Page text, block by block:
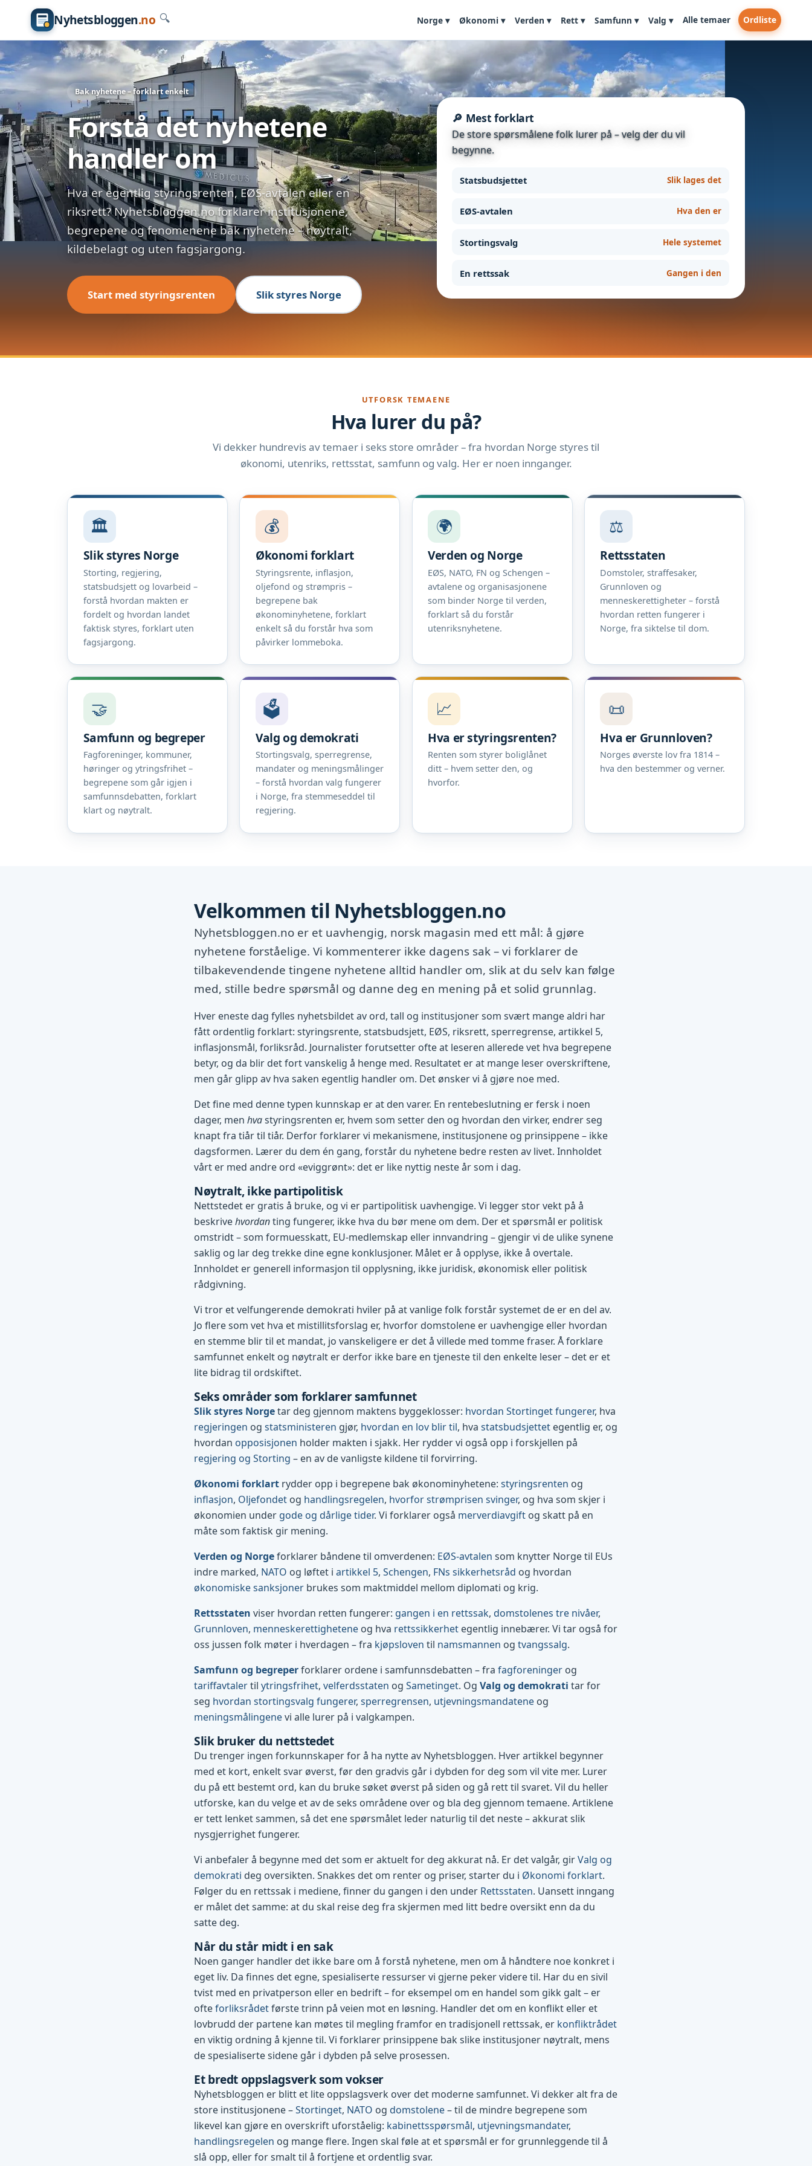
Nyhetsbloggen.no 🔍 Norge ▾ Økonomi ▾ Verden ▾ Rett ▾ Samfunn ▾ Valg ▾ Alle temaer Ordliste
Bak nyhetene – forklart enkelt
Forstå det nyhetene
handler om
Hva er egentlig styringsrenten, EØS-avtalen eller en
riksrett? Nyhetsbloggen.no forklarer institusjonene,
begrepene og fenomenene bak nyhetene – nøytralt,
kildebelagt og uten fagsjargong.
Start med styringsrenten Slik styres Norge
🔎 Mest forklart
De store spørsmålene folk lurer på – velg der du vil
begynne.
Statsbudsjettet Slik lages det
EØS-avtalen Hva den er
Stortingsvalg Hele systemet
En rettssak Gangen i den
UTFORSK TEMAENE
Hva lurer du på?
Vi dekker hundrevis av temaer i seks store områder – fra hvordan Norge styres til
økonomi, utenriks, rettsstat, samfunn og valg. Her er noen innganger.
🏛️
Slik styres Norge
Storting, regjering,
statsbudsjett og lovarbeid –
forstå hvordan makten er
fordelt og hvordan landet
faktisk styres, forklart uten
fagsjargong.
💰
Økonomi forklart
Styringsrente, inflasjon,
oljefond og strømpris –
begrepene bak
økonominyhetene, forklart
enkelt så du forstår hva som
påvirker lommeboka.
🌍
Verden og Norge
EØS, NATO, FN og Schengen –
avtalene og organisasjonene
som binder Norge til verden,
forklart så du forstår
utenriksnyhetene.
⚖️
Rettsstaten
Domstoler, straffesaker,
Grunnloven og
menneskerettigheter – forstå
hvordan retten fungerer i
Norge, fra siktelse til dom.
🤝
Samfunn og begreper
Fagforeninger, kommuner,
høringer og ytringsfrihet –
begrepene som går igjen i
samfunnsdebatten, forklart
klart og nøytralt.
🗳️
Valg og demokrati
Stortingsvalg, sperregrense,
mandater og meningsmålinger
– forstå hvordan valg fungerer
i Norge, fra stemmeseddel til
regjering.
📈
Hva er styringsrenten?
Renten som styrer boliglånet
ditt – hvem setter den, og
hvorfor.
📜
Hva er Grunnloven?
Norges øverste lov fra 1814 –
hva den bestemmer og verner.
Velkommen til Nyhetsbloggen.no
Nyhetsbloggen.no er et uavhengig, norsk magasin med ett mål: å gjøre
nyhetene forståelige. Vi kommenterer ikke dagens sak – vi forklarer de
tilbakevendende tingene nyhetene alltid handler om, slik at du selv kan følge
med, stille bedre spørsmål og danne deg en mening på et solid grunnlag.
Hver eneste dag fylles nyhetsbildet av ord, tall og institusjoner som svært mange aldri har
fått ordentlig forklart: styringsrente, statsbudsjett, EØS, riksrett, sperregrense, artikkel 5,
inflasjonsmål, forliksråd. Journalister forutsetter ofte at leseren allerede vet hva begrepene
betyr, og da blir det fort vanskelig å henge med. Resultatet er at mange leser overskriftene,
men går glipp av hva saken egentlig handler om. Det ønsker vi å gjøre noe med.
Det fine med denne typen kunnskap er at den varer. En rentebeslutning er fersk i noen
dager, menhvastyringsrenten er, hvem som setter den og hvordan den virker, endrer seg
knapt fra tiår til tiår. Derfor forklarer vi mekanismene, institusjonene og prinsippene – ikke
dagsformen. Lærer du dem én gang, forstår du nyhetene bedre resten av livet. Innholdet
vårt er med andre ord «eviggrønt»: det er like nyttig neste år som i dag.
Nøytralt, ikke partipolitisk
Nettstedet er gratis å bruke, og vi er partipolitisk uavhengige. Vi legger stor vekt på å
beskrivehvordanting fungerer, ikke hva du bør mene om dem. Der et spørsmål er politisk
omstridt – som formuesskatt, EU-medlemskap eller innvandring – gjengir vi de ulike synene
saklig og lar deg trekke dine egne konklusjoner. Målet er å opplyse, ikke å overtale.
Innholdet er generell informasjon til opplysning, ikke juridisk, økonomisk eller politisk
rådgivning.
Vi tror et velfungerende demokrati hviler på at vanlige folk forstår systemet de er en del av.
Jo flere som vet hva et mistillitsforslag er, hvorfor domstolene er uavhengige eller hvordan
en stemme blir til et mandat, jo vanskeligere er det å villede med tomme fraser. Å forklare
samfunnet enkelt og nøytralt er derfor ikke bare en tjeneste til den enkelte leser – det er et
lite bidrag til ordskiftet.
Seks områder som forklarer samfunnet
Slik styres Norgetar deg gjennom maktens byggeklosser: hvordan Stortinget fungerer, hva
regjeringen ogstatsministeren gjør, hvordan en lov blir til, hvastatsbudsjettet egentlig er, og
hvordan opposisjonen holder makten i sjakk. Her rydder vi også opp i forskjellen på
regjering og Storting – en av de vanligste kildene til forvirring.
Økonomi forklart rydder opp i begrepene bak økonominyhetene:styringsrenten og
inflasjon, Oljefondet og handlingsregelen, hvorfor strømprisen svinger, og hva som skjer i
økonomien under gode og dårlige tider. Vi forklarer også merverdiavgift og skatt på en
måte som faktisk gir mening.
Verden og Norgeforklarer båndene til omverdenen: EØS-avtalen som knytter Norge til EUs
indre marked, NATO og løftet iartikkel 5,Schengen, FNs sikkerhetsråd og hvordan
økonomiske sanksjoner brukes som maktmiddel mellom diplomati og krig.
Rettsstaten viser hvordan retten fungerer: gangen i en rettssak,domstolenes tre nivåer,
Grunnloven, menneskerettighetene og hva rettssikkerhet egentlig innebærer. Vi tar også for
oss jussen folk møter i hverdagen – fra kjøpsloven til namsmannen ogtvangssalg.
Samfunn og begreperforklarer ordene i samfunnsdebatten – frafagforeninger og
tariffavtalertilytringsfrihet,velferdsstaten ogSametinget. OgValg og demokrati tar for
seg hvordan stortingsvalg fungerer,sperregrensen, utjevningsmandatene og
meningsmålingenevi alle lurer på i valgkampen.
Slik bruker du nettstedet
Du trenger ingen forkunnskaper for å ha nytte av Nyhetsbloggen. Hver artikkel begynner
med et kort, enkelt svar øverst, før den gradvis går i dybden for deg som vil vite mer. Lurer
du på ett bestemt ord, kan du bruke søket øverst på siden og gå rett til svaret. Vil du heller
utforske, kan du velge et av de seks områdene over og bla deg gjennom temaene. Artiklene
er tett lenket sammen, så det ene spørsmålet leder naturlig til det neste – akkurat slik
nysgjerrighet fungerer.
Vi anbefaler å begynne med det som er aktuelt for deg akkurat nå. Er det valgår, girValg og
demokrati deg oversikten. Snakkes det om renter og priser, starter du i Økonomi forklart.
Følger du en rettssak i mediene, finner du gangen i den under Rettsstaten. Uansett inngang
er målet det samme: at du skal reise deg fra skjermen med litt bedre oversikt enn da du
satte deg.
Når du står midt i en sak
Noen ganger handler det ikke bare om å forstå nyhetene, men om å håndtere noe konkret i
eget liv. Da finnes det egne, spesialiserte ressurser vi gjerne peker videre til. Har du en sivil
tvist med en privatperson eller en bedrift – for eksempel om en handel som gikk galt – er
ofteforliksrådetførste trinn på veien mot en løsning. Handler det om en konflikt eller et
lovbrudd der partene kan møtes til megling framfor en tradisjonell rettssak, er konfliktrådet
en viktig ordning å kjenne til. Vi forklarer prinsippene bak slike institusjoner nøytralt, mens
de spesialiserte sidene går i dybden på selve prosessen.
Et bredt oppslagsverk som vokser
Nyhetsbloggen er blitt et lite oppslagsverk over det moderne samfunnet. Vi dekker alt fra de
store institusjonene –Stortinget, NATO ogdomstolene– til de mindre begrepene som
likevel kan gjøre en overskrift uforståelig: kabinettsspørsmål, utjevningsmandater,
handlingsregelen og mange flere. Ingen skal føle at et spørsmål er for grunnleggende til å
slå opp, eller for smalt til å fortjene et ordentlig svar.